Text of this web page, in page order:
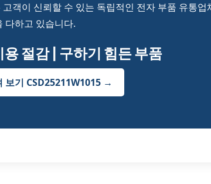
객이 신뢰할 수 있는 독립적인 전자 부품 유통업
다하고 있습니다.
절감 | 구하기 힘든 부품
보기 CSD25211W1015 →